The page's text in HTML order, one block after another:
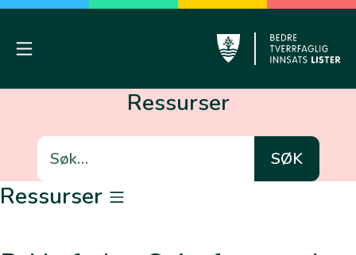
Skip
contentMobile Menu
Lyngdal
Ressurser
Søk
etter:
Ressurser